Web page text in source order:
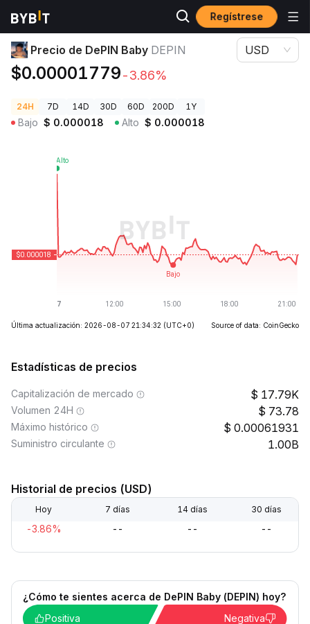
Regístrese
Precios de Criptomonedas Precio de DePIN Baby DEPIN
Precio de DePIN Baby DEPIN
$0.00001779-3.86%
USD
24H 7D 14D 30D 60D 200D 1Y
Bajo $ 0.000018 Alto $ 0.000018
Última actualización: 2026-08-07 21:34:32 (UTC+0) Source of data: CoinGecko
Estadísticas de precios
Capitalización de mercado 17.79K
Volumen 24H 73.78
Máximo histórico 0.00061931
Suministro circulante 1.00B
Historial de precios (USD)
Hoy 7 días 14 días 30 días
-3.86% -- -- --
¿Cómo te sientes acerca de DePIN Baby (DEPIN) hoy?
Positiva
Negativa